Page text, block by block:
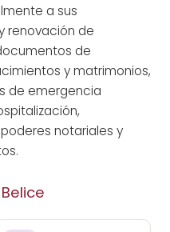
a sus
renovación de
de
y matrimonios,
de emergencia
notariales y